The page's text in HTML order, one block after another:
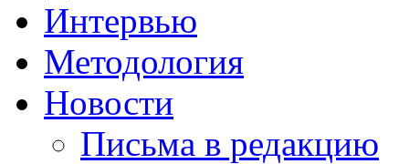
Интервью
Методология
Новости
Письма в редакцию